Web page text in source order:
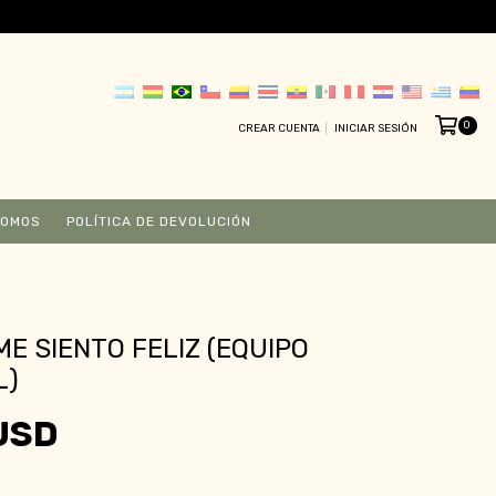
CREAR CUENTA INICIAR SESIÓN 0
POLÍTICA DE DEVOLUCIÓN
SIENTO FELIZ (EQUIPO